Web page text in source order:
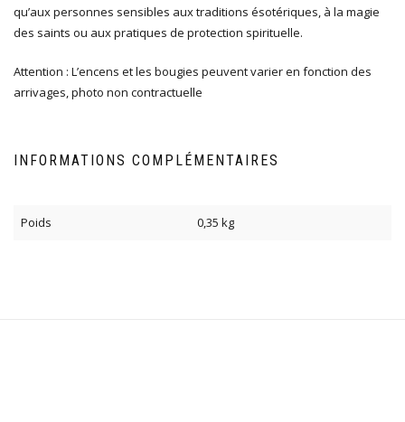
qu’aux personnes sensibles aux traditions ésotériques, à la magie
des saints ou aux pratiques de protection spirituelle.
Attention : L’encens et les bougies peuvent varier en fonction des
arrivages, photo non contractuelle
INFORMATIONS COMPLÉMENTAIRES
Poids 0,35 kg